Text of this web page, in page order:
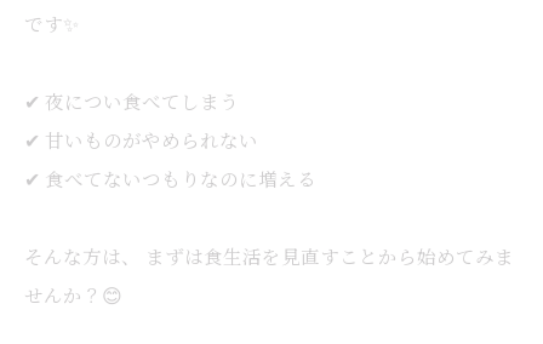
です✨
✔ 夜につい食べてしまう
✔ 甘いものがやめられない
✔ 食べてないつもりなのに増える
そんな方は、 まずは食生活を見直すことから始めてみま
せんか？😊